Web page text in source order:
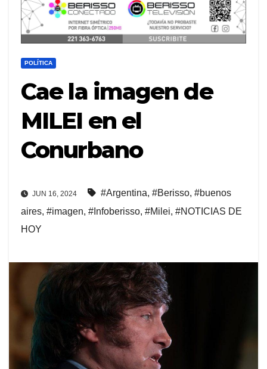
POLÍTICA
Cae la imagen de
MILEI en el
Conurbano
JUN 16, 2024 #Argentina, #Berisso, #buenos
aires, #imagen, #Infoberisso, #Milei, #NOTICIAS DE
HOY